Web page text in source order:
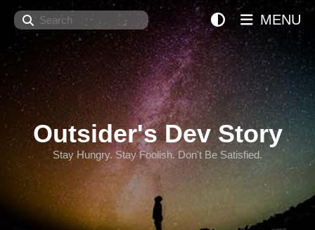
Search
Outsider's Dev Story
Stay Hungry. Stay Foolish. Don't Be Satisfied.
MENU